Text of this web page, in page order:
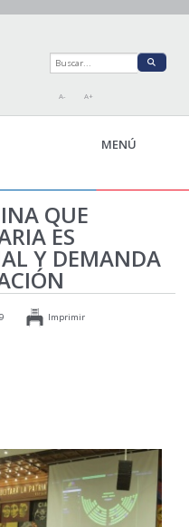
A- A+
MENÚ
QUE
ES
Y DEMANDA
Imprimir